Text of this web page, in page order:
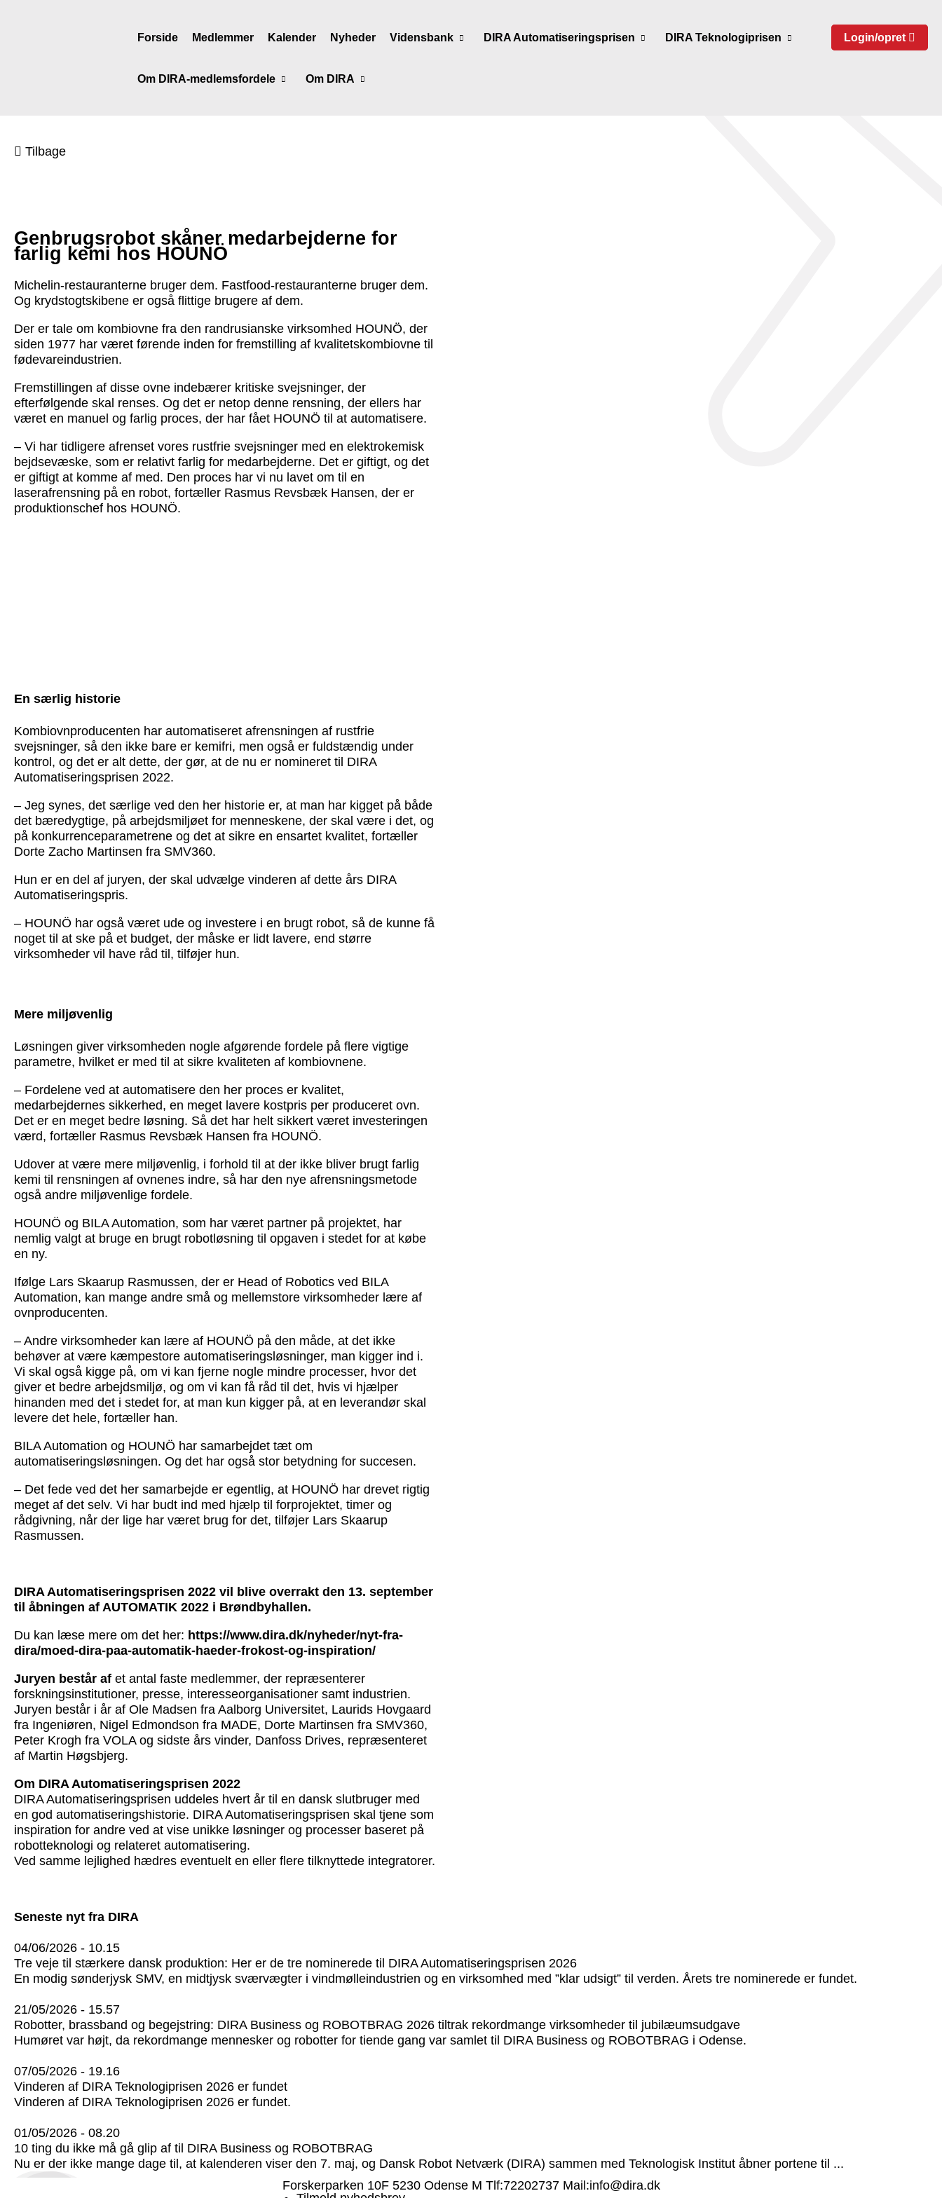
Forside Medlemmer Kalender Nyheder Vidensbank DIRA Automatiseringsprisen DIRA Teknologiprisen
Om DIRA-medlemsfordele Om DIRA
Login/opret
Tilbage
Genbrugsrobot skåner medarbejderne for
farlig kemi hos HOUNÖ
Michelin-restauranterne bruger dem. Fastfood-restauranterne bruger dem.
Og krydstogtskibene er også flittige brugere af dem.
Der er tale om kombiovne fra den randrusianske virksomhed HOUNÖ, der
siden 1977 har været førende inden for fremstilling af kvalitetskombiovne til
fødevareindustrien.
Fremstillingen af disse ovne indebærer kritiske svejsninger, der
efterfølgende skal renses. Og det er netop denne rensning, der ellers har
været en manuel og farlig proces, der har fået HOUNÖ til at automatisere.
– Vi har tidligere afrenset vores rustfrie svejsninger med en elektrokemisk
bejdsevæske, som er relativt farlig for medarbejderne. Det er giftigt, og det
er giftigt at komme af med. Den proces har vi nu lavet om til en
laserafrensning på en robot, fortæller Rasmus Revsbæk Hansen, der er
produktionschef hos HOUNÖ.
En særlig historie
Kombiovnproducenten har automatiseret afrensningen af rustfrie
svejsninger, så den ikke bare er kemifri, men også er fuldstændig under
kontrol, og det er alt dette, der gør, at de nu er nomineret til DIRA
Automatiseringsprisen 2022.
– Jeg synes, det særlige ved den her historie er, at man har kigget på både
det bæredygtige, på arbejdsmiljøet for menneskene, der skal være i det, og
på konkurrenceparametrene og det at sikre en ensartet kvalitet, fortæller
Dorte Zacho Martinsen fra SMV360.
Hun er en del af juryen, der skal udvælge vinderen af dette års DIRA
Automatiseringspris.
– HOUNÖ har også været ude og investere i en brugt robot, så de kunne få
noget til at ske på et budget, der måske er lidt lavere, end større
virksomheder vil have råd til, tilføjer hun.
Mere miljøvenlig
Løsningen giver virksomheden nogle afgørende fordele på flere vigtige
parametre, hvilket er med til at sikre kvaliteten af kombiovnene.
– Fordelene ved at automatisere den her proces er kvalitet,
medarbejdernes sikkerhed, en meget lavere kostpris per produceret ovn.
Det er en meget bedre løsning. Så det har helt sikkert været investeringen
værd, fortæller Rasmus Revsbæk Hansen fra HOUNÖ.
Udover at være mere miljøvenlig, i forhold til at der ikke bliver brugt farlig
kemi til rensningen af ovnenes indre, så har den nye afrensningsmetode
også andre miljøvenlige fordele.
HOUNÖ og BILA Automation, som har været partner på projektet, har
nemlig valgt at bruge en brugt robotløsning til opgaven i stedet for at købe
en ny.
Ifølge Lars Skaarup Rasmussen, der er Head of Robotics ved BILA
Automation, kan mange andre små og mellemstore virksomheder lære af
ovnproducenten.
– Andre virksomheder kan lære af HOUNÖ på den måde, at det ikke
behøver at være kæmpestore automatiseringsløsninger, man kigger ind i.
Vi skal også kigge på, om vi kan fjerne nogle mindre processer, hvor det
giver et bedre arbejdsmiljø, og om vi kan få råd til det, hvis vi hjælper
hinanden med det i stedet for, at man kun kigger på, at en leverandør skal
levere det hele, fortæller han.
BILA Automation og HOUNÖ har samarbejdet tæt om
automatiseringsløsningen. Og det har også stor betydning for succesen.
– Det fede ved det her samarbejde er egentlig, at HOUNÖ har drevet rigtig
meget af det selv. Vi har budt ind med hjælp til forprojektet, timer og
rådgivning, når der lige har været brug for det, tilføjer Lars Skaarup
Rasmussen.
DIRA Automatiseringsprisen 2022 vil blive overrakt den 13. september
til åbningen af AUTOMATIK 2022 i Brøndbyhallen.
Du kan læse mere om det her: https://www.dira.dk/nyheder/nyt-fra-
dira/moed-dira-paa-automatik-haeder-frokost-og-inspiration/
Juryen består af et antal faste medlemmer, der repræsenterer
forskningsinstitutioner, presse, interesseorganisationer samt industrien.
Juryen består i år af Ole Madsen fra Aalborg Universitet, Laurids Hovgaard
fra Ingeniøren, Nigel Edmondson fra MADE, Dorte Martinsen fra SMV360,
Peter Krogh fra VOLA og sidste års vinder, Danfoss Drives, repræsenteret
af Martin Høgsbjerg.
Om DIRA Automatiseringsprisen 2022
DIRA Automatiseringsprisen uddeles hvert år til en dansk slutbruger med
en god automatiseringshistorie. DIRA Automatiseringsprisen skal tjene som
inspiration for andre ved at vise unikke løsninger og processer baseret på
robotteknologi og relateret automatisering.
Ved samme lejlighed hædres eventuelt en eller flere tilknyttede integratorer.
Seneste nyt fra DIRA
04/06/2026 - 10.15
Tre veje til stærkere dansk produktion: Her er de tre nominerede til DIRA Automatiseringsprisen 2026
En modig sønderjysk SMV, en midtjysk sværvægter i vindmølleindustrien og en virksomhed med ”klar udsigt” til verden. Årets tre nominerede er fundet.
21/05/2026 - 15.57
Robotter, brassband og begejstring: DIRA Business og ROBOTBRAG 2026 tiltrak rekordmange virksomheder til jubilæumsudgave
Humøret var højt, da rekordmange mennesker og robotter for tiende gang var samlet til DIRA Business og ROBOTBRAG i Odense.
07/05/2026 - 19.16
Vinderen af DIRA Teknologiprisen 2026 er fundet
Vinderen af DIRA Teknologiprisen 2026 er fundet.
01/05/2026 - 08.20
10 ting du ikke må gå glip af til DIRA Business og ROBOTBRAG
Nu er der ikke mange dage til, at kalenderen viser den 7. maj, og Dansk Robot Netværk (DIRA) sammen med Teknologisk Institut åbner portene til ...
Forskerparken 10F 5230 Odense M Tlf:72202737 Mail:info@dira.dk